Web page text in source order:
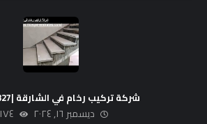
شركة تركيب رخام في الشارقة |0521606327
ديسمبر ١٦, ٢٠٢٤ ١٧٤